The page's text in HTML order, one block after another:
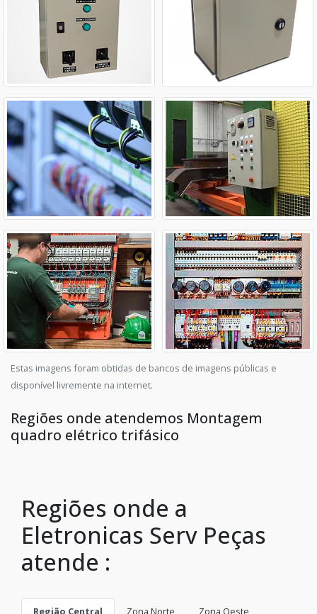
Estas imagens foram obtidas de bancos de imagens públicas e
disponível livremente na internet.
Regiões onde atendemos Montagem
quadro elétrico trifásico
Regiões onde a
Eletronicas Serv Peças
atende :
Região Central Zona Norte
Zona Oeste